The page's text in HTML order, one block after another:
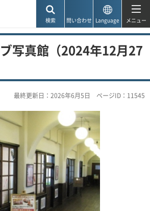
検索 問い合わせ Language メニュー
写真館（2024年12月27
最終更新日：2026年6月5日 ページID：11545